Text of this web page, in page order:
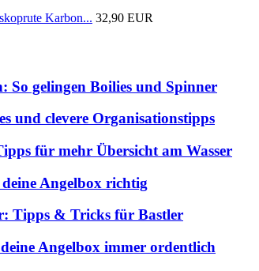
Karbon... 32,90 EUR
So gelingen Boilies und Spinner
und clevere Organisationstipps
für mehr Übersicht am Wasser
Angelbox richtig
Tipps & Tricks für Bastler
Angelbox immer ordentlich